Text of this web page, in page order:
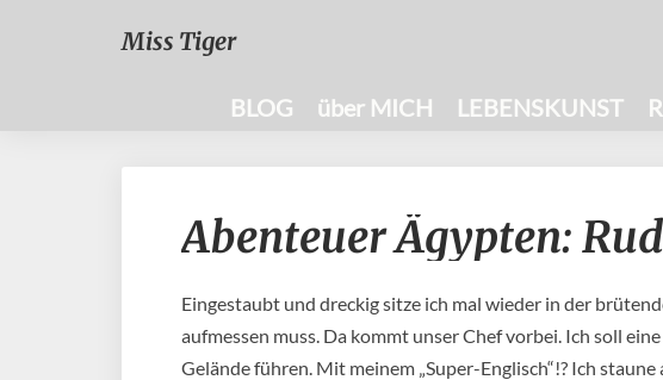
Miss Tiger
BLOG über MICH LEBENSKUNST
dem
Nil
Abenteuer Ägypten:
Eingestaubt und dreckig sitze ich mal wieder in der
aufmessen muss. Da kommt unser Chef vorbei. Ich soll
Gelände führen. Mit meinem „Super-Englisch“!? Ich